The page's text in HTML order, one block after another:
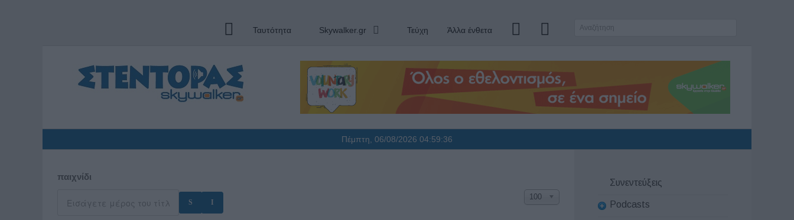
Ταυτότητα Skywalker.gr Τεύχη Άλλα ένθετα
Πέμπτη, 06/08/2026 04:59:37
παιχνίδι
100
Συνεντεύξεις
Podcasts